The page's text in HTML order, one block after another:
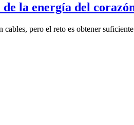
la energía del
pero el reto es obtener